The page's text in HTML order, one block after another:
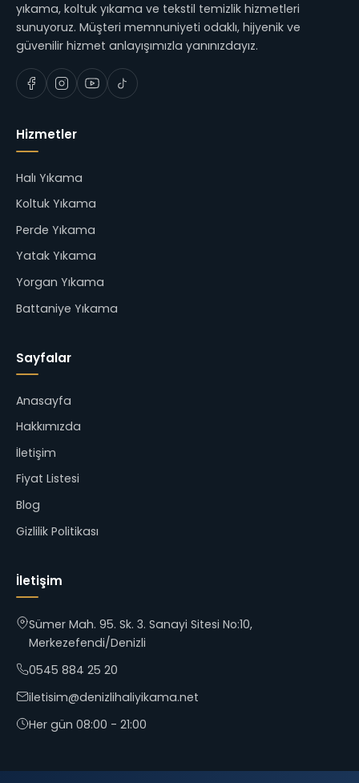
yıkama, koltuk yıkama ve tekstil temizlik hizmetleri
sunuyoruz. Müşteri memnuniyeti odaklı, hijyenik ve
güvenilir hizmet anlayışımızla yanınızdayız.
Hizmetler
Halı Yıkama
Koltuk Yıkama
Perde Yıkama
Yatak Yıkama
Yorgan Yıkama
Battaniye Yıkama
Sayfalar
Anasayfa
Hakkımızda
İletişim
Fiyat Listesi
Blog
Gizlilik Politikası
İletişim
Sümer Mah. 95. Sk. 3. Sanayi Sitesi No:10,
Merkezefendi/Denizli
0545 884 25 20
iletisim@denizlihaliyikama.net
Her gün 08:00 - 21:00